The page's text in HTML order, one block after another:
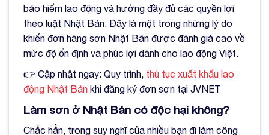
bảo hiểm lao động và hưởng đầy đủ các quyền lợi
theo luật Nhật Bản. Đây là một trong những lý do
khiến đơn hàng sơn Nhật Bản được đánh giá cao về
mức độ ổn định và phúc lợi dành cho lao động Việt.
👉 Cập nhật ngay: Quy trình, thủ tục xuất khẩu lao
động Nhật Bản khi đăng ký đơn sơn tại JVNET
Làm sơn ở Nhật Bản có độc hại không?
Chắc hẳn, trong suy nghĩ của nhiều bạn đi làm công